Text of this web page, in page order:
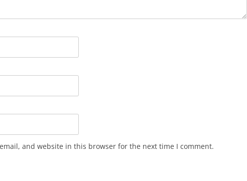
and website in this browser for the next time I comment.